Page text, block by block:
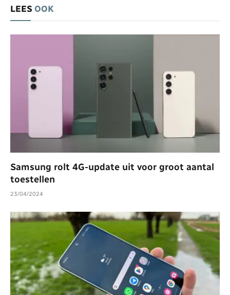
LEES OOK
Samsung rolt 4G-update uit voor groot aantal
toestellen
23/04/2024